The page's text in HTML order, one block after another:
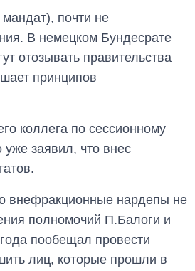
почти не
В немецком Бундесрате
отозывать правительства
принципов
коллега по сессионному
заявил, что внес
внефракционные нардепы не
полномочий П.Балоги и
пообещал провести
лиц, которые прошли в